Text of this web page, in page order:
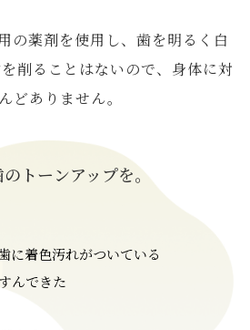
の薬剤を使用し、歯を明るく白
削ることはないので、身体に対
どありません。
トーンアップを。
に着色汚れがついている
んできた